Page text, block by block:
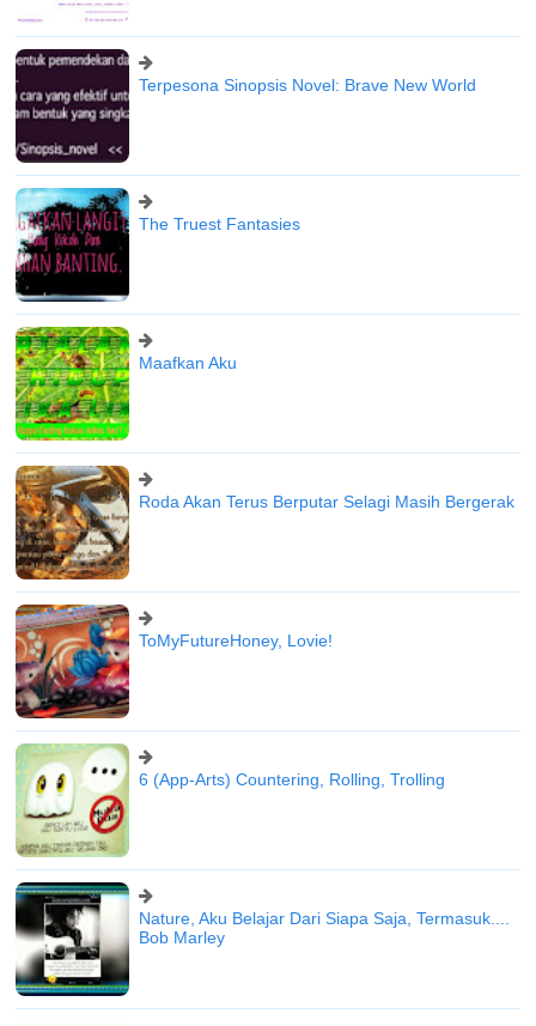
Terpesona Sinopsis Novel: Brave New World
The Truest Fantasies
Maafkan Aku
Roda Akan Terus Berputar Selagi Masih Bergerak
ToMyFutureHoney, Lovie!
6 (App-Arts) Countering, Rolling, Trolling
Nature, Aku Belajar Dari Siapa Saja, Termasuk....
Bob Marley